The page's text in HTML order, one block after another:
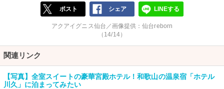
ポスト シェア LINEする
アクアイグニス仙台／画像提供：仙台reborn
（14/14）
関連リンク
【写真】全室スイートの豪華宮殿ホテル！和歌山の温泉宿「ホテル
川久」に泊まってみたい